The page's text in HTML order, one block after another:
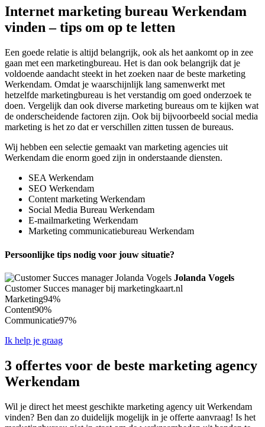
Internet marketing bureau Werkendam
vinden – tips om op te letten
Een goede relatie is altijd belangrijk, ook als het aankomt op in zee
gaan met een marketingbureau. Het is dan ook belangrijk dat je
voldoende aandacht steekt in het zoeken naar de beste marketing
Werkendam. Omdat je waarschijnlijk lang samenwerkt met
hetzelfde marketingbureau is het verstandig om goed onderzoek te
doen. Vergelijk dan ook diverse marketing bureaus om te kijken wat
de onderscheidende factoren zijn. Ook bij bijvoorbeeld social media
marketing is het zo dat er verschillen zitten tussen de bureaus.
Wij hebben een selectie gemaakt van marketing agencies uit
Werkendam die enorm goed zijn in onderstaande diensten.
SEA Werkendam
SEO Werkendam
Content marketing Werkendam
Social Media Bureau Werkendam
E-mailmarketing Werkendam
Marketing communicatiebureau Werkendam
Persoonlijke tips nodig voor jouw situatie?
Jolanda Vogels
Customer Succes manager bij marketingkaart.nl
Marketing94%
Content90%
Communicatie97%
Ik help je graag
3 offertes voor de beste marketing agency
Werkendam
Wil je direct het meest geschikte marketing agency uit Werkendam
vinden? Ben dan zo duidelijk mogelijk in je offerte aanvraag! Is het